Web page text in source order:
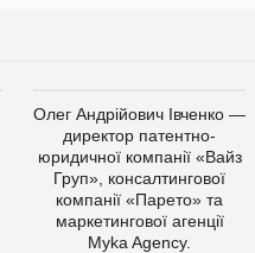
Олег Андрійович Івченко —
директор патентно-
юридичної компанії «Вайз
Груп», консалтингової
компанії «Парето» та
маркетингової агенції
Myka Agency.